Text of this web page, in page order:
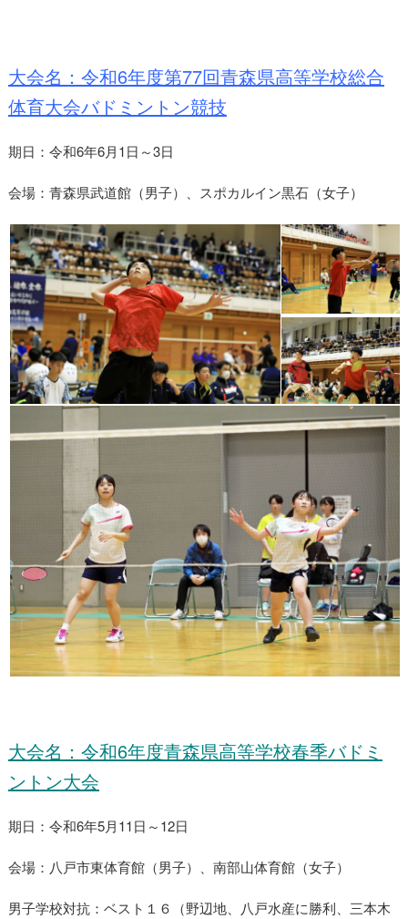
大会名：令和6年度第77回青森県高等学校総合
体育大会バドミントン競技
期日：令和6年6月1日～3日
会場：青森県武道館（男子）、スポカルイン黒石（女子）
大会名：令和6年度青森県高等学校春季バドミ
ントン大会
期日：令和6年5月11日～12日
会場：八戸市東体育館（男子）、南部山体育館（女子）
男子学校対抗：ベスト１６（野辺地、八戸水産に勝利、三本木